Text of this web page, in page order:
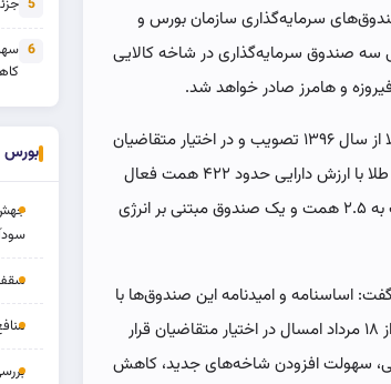
سرمایه‌گذاری سازمان بورس و
سه صندوق سرمایه‌گذاری در شاخه کالایی
و هامرز صادر خواهد شد.
او یادآور شد که مقررات صندوق‌های سرمایه‌گذاری مبتنی بر کالا از سال ۱۳۹۶ تصویب و در اختیار متقاضیان
قرار گرفته است. از آن زمان تاکنون ۲۹ صندوق کالایی مبتنی بر طلا با ارزش دارایی حدود ۴۲۲ همت فعال
هستند. علاوه بر این، دو صندوق کالایی زعفران با ارزشی نزدیک به ۲.۵ همت و یک صندوق مبتنی بر انرژی
اساسنامه و امیدنامه این صندوق‌ها با
قابلیت محاسبه NAV به‌صورت جداگانه برای هر شاخه کالایی از ۱۸ مرداد امسال در اختیار متقاضیان قرار
سهولت افزودن شاخه‌های جدید، کاهش
5
6
بورس